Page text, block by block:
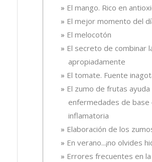
El mango. Rico en
El mejor momento del
El melocotón
El secreto de combinar
apropiadamente
El tomate. Fuente
El zumo de frutas
enfermedades de base
inflamatoria
Elaboración de los
En verano...¡no olvides
Errores frecuentes en la